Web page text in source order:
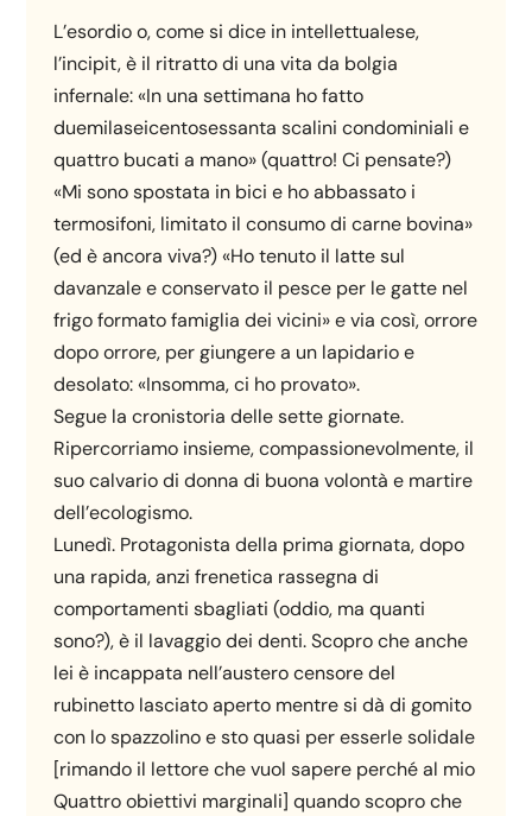
L’esordio o, come si dice in intellettualese,
l’incipit, è il ritratto di una vita da bolgia
infernale: «In una settimana ho fatto
duemilaseicentosessanta scalini condominiali e
quattro bucati a mano» (quattro! Ci pensate?)
«Mi sono spostata in bici e ho abbassato i
termosifoni, limitato il consumo di carne bovina»
(ed è ancora viva?) «Ho tenuto il latte sul
davanzale e conservato il pesce per le gatte nel
frigo formato famiglia dei vicini» e via così, orrore
dopo orrore, per giungere a un lapidario e
desolato: «Insomma, ci ho provato».
Segue la cronistoria delle sette giornate.
Ripercorriamo insieme, compassionevolmente, il
suo calvario di donna di buona volontà e martire
dell’ecologismo.
Lunedì. Protagonista della prima giornata, dopo
una rapida, anzi frenetica rassegna di
comportamenti sbagliati (oddio, ma quanti
sono?), è il lavaggio dei denti. Scopro che anche
lei è incappata nell’austero censore del
rubinetto lasciato aperto mentre si dà di gomito
con lo spazzolino e sto quasi per esserle solidale
[rimando il lettore che vuol sapere perché al mio
Quattro obiettivi marginali] quando scopro che